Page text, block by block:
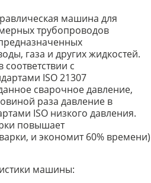
машина для
трубопроводов
газа и других жидкостей.
с
ISO 21307
сварочное давление,
раза давление в
ISO низкого давления.
повышает
и экономит 60%
машины: